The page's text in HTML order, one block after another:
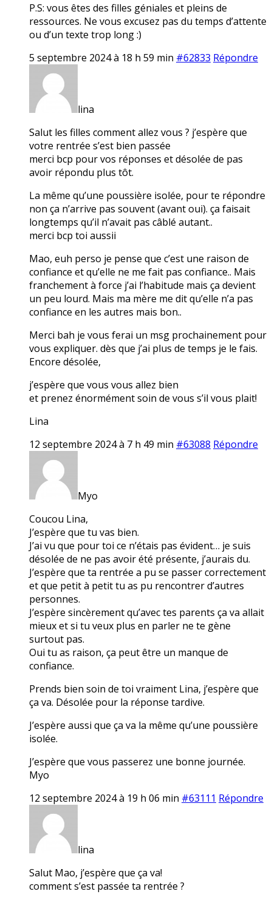
P.S: vous êtes des filles géniales et pleins de
ressources. Ne vous excusez pas du temps d’attente
ou d’un texte trop long :)
5 septembre 2024 à 18 h 59 min #62833 Répondre
lina
Salut les filles comment allez vous ? j’espère que
votre rentrée s’est bien passée
merci bcp pour vos réponses et désolée de pas
avoir répondu plus tôt.
La même qu’une poussière isolée, pour te répondre
non ça n’arrive pas souvent (avant oui). ça faisait
longtemps qu’il n’avait pas câblé autant..
merci bcp toi aussii
Mao, euh perso je pense que c’est une raison de
confiance et qu’elle ne me fait pas confiance.. Mais
franchement à force j’ai l’habitude mais ça devient
un peu lourd. Mais ma mère me dit qu’elle n’a pas
confiance en les autres mais bon..
Merci bah je vous ferai un msg prochainement pour
vous expliquer. dès que j’ai plus de temps je le fais.
Encore désolée,
j’espère que vous vous allez bien
et prenez énormément soin de vous s’il vous plait!
Lina
12 septembre 2024 à 7 h 49 min #63088 Répondre
Myo
Coucou Lina,
J’espère que tu vas bien.
J’ai vu que pour toi ce n’étais pas évident… je suis
désolée de ne pas avoir été présente, j’aurais du.
J’espère que ta rentrée a pu se passer correctement
et que petit à petit tu as pu rencontrer d’autres
personnes.
J’espère sincèrement qu’avec tes parents ça va allait
mieux et si tu veux plus en parler ne te gène
surtout pas.
Oui tu as raison, ça peut être un manque de
confiance.
Prends bien soin de toi vraiment Lina, j’espère que
ça va. Désolée pour la réponse tardive.
J’espère aussi que ça va la même qu’une poussière
isolée.
J’espère que vous passerez une bonne journée.
Myo
12 septembre 2024 à 19 h 06 min #63111 Répondre
lina
Salut Mao, j’espère que ça va!
comment s’est passée ta rentrée ?